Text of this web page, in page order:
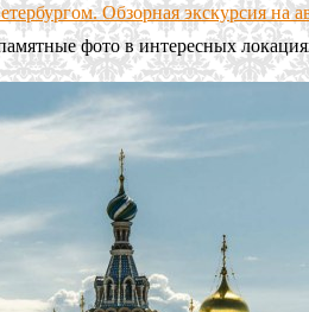
Обзорная экскурсия на
фото в интересных